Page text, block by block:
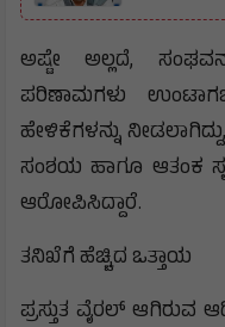
ಅಷ್ಟೇ ಅಲ್ಲದೆ,
ಪರಿಣಾಮಗಳು
ಹೇಳಿಕೆಗಳನ್ನು
ಸಂಶಯ ಹಾಗೂ ಆತಂಕ
ಆರೋಪಿಸಿದ್ದಾರೆ.
ತನಿಖೆಗೆ ಹೆಚ್ಚಿದ ಒತ್ತಾಯ
ಪ್ರಸ್ತುತ ವೈರಲ್